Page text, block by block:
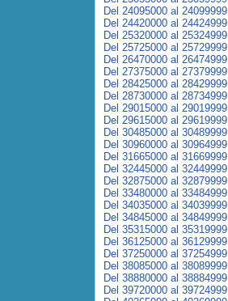
Del 24095000 al 24099999
Del 24420000 al 24424999
Del 25320000 al 25324999
Del 25725000 al 25729999
Del 26470000 al 26474999
Del 27375000 al 27379999
Del 28425000 al 28429999
Del 28730000 al 28734999
Del 29015000 al 29019999
Del 29615000 al 29619999
Del 30485000 al 30489999
Del 30960000 al 30964999
Del 31665000 al 31669999
Del 32445000 al 32449999
Del 32875000 al 32879999
Del 33480000 al 33484999
Del 34035000 al 34039999
Del 34845000 al 34849999
Del 35315000 al 35319999
Del 36125000 al 36129999
Del 37250000 al 37254999
Del 38085000 al 38089999
Del 38880000 al 38884999
Del 39720000 al 39724999